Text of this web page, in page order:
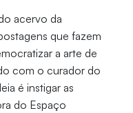
acervo da
que fazem
a arte de
com o curador do
é instigar as
do Espaço